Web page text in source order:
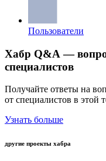
Пользователи
Хабр Q&A —
специалистов
Получайте ответы на
от специалистов в этой
Узнать больше
другие проекты хабра